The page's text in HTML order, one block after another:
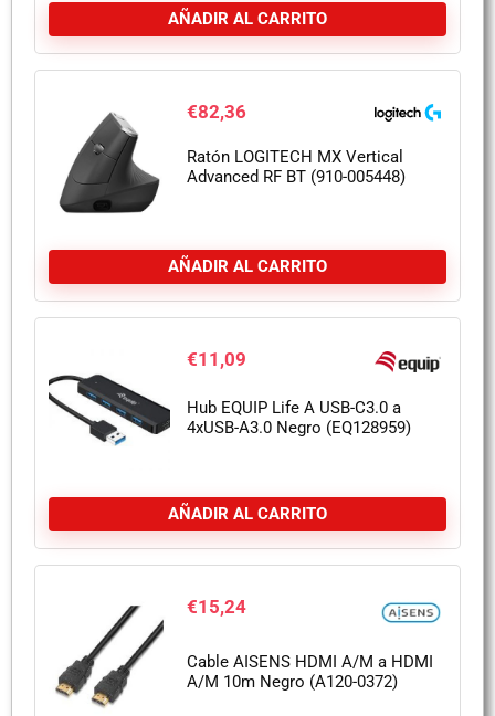
AÑADIR AL CARRITO
€82,36
Ratón LOGITECH MX Vertical
Advanced RF BT (910-005448)
AÑADIR AL CARRITO
€11,09
Hub EQUIP Life A USB-C3.0 a
4xUSB-A3.0 Negro (EQ128959)
AÑADIR AL CARRITO
€15,24
Cable AISENS HDMI A/M a HDMI
A/M 10m Negro (A120-0372)